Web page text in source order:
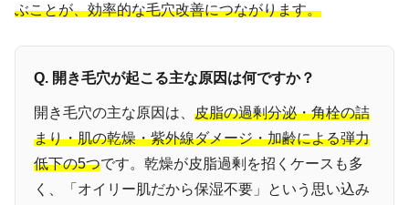
ぶことが、効率的な毛穴改善につながります。
Q. 開き毛穴が起こる主な原因は何ですか？
開き毛穴の主な原因は、 皮脂の過剰分泌・角栓の詰
まり・肌の乾燥・紫外線ダメージ・加齢による弾力
低下の5つです。乾燥が皮脂過剰を招くケースも多
く、「オイリー肌だから保湿不要」という思い込み